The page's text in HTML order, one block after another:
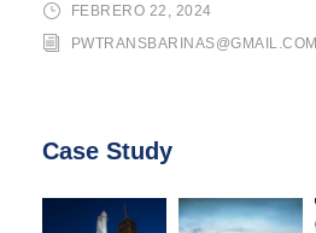
FEBRERO 22, 2024
PWTRANSBARINAS@GMAIL.COM
Case Study